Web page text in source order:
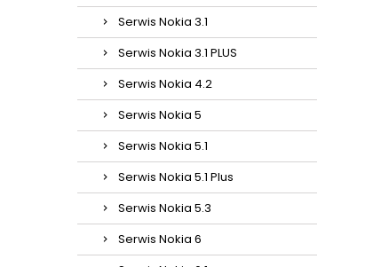
Serwis Nokia 3.1
Serwis Nokia 3.1 PLUS
Serwis Nokia 4.2
Serwis Nokia 5
Serwis Nokia 5.1
Serwis Nokia 5.1 Plus
Serwis Nokia 5.3
Serwis Nokia 6